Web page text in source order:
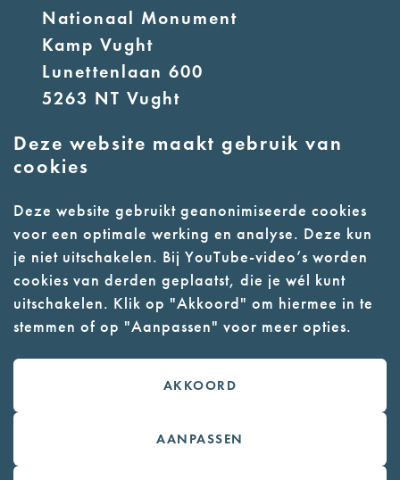
Deze website maakt gebruik van
cookies
Deze website gebruikt geanonimiseerde cookies
voor een optimale werking en analyse. Deze kun
je niet uitschakelen. Bij YouTube-video’s worden
cookies van derden geplaatst, die je wél kunt
uitschakelen. Klik op "Akkoord" om hiermee in te
stemmen of op "Aanpassen" voor meer opties.
AKKOORD
AANPASSEN
Nationaal Monument
Kamp Vught
Lunettenlaan 600
5263 NT Vught
E:info@nmkampvught.nl
- Parkeer in de vakken of in de
parkeergarage (begane grond)
- Alleen geleidehonden
toegestaan